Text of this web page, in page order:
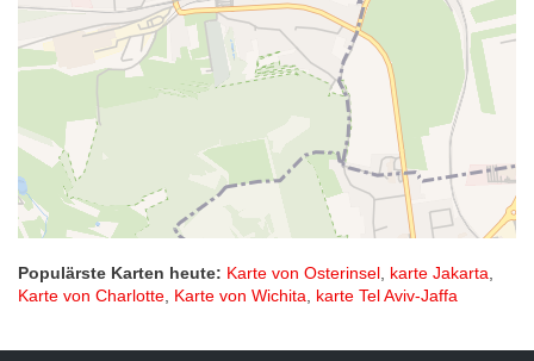
Populärste Karten heute: Karte von Osterinsel, karte Jakarta,
Karte von Charlotte, Karte von Wichita, karte Tel Aviv-Jaffa